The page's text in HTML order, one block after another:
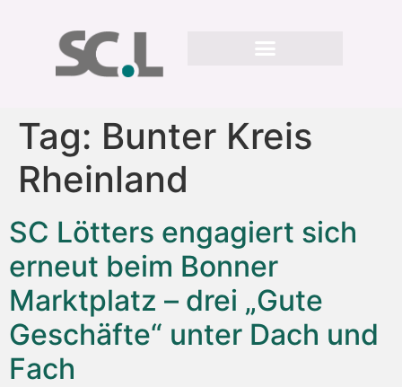
Tag: Bunter Kreis
Rheinland
SC Lötters engagiert sich
erneut beim Bonner
Marktplatz – drei „Gute
Geschäfte“ unter Dach und
Fach